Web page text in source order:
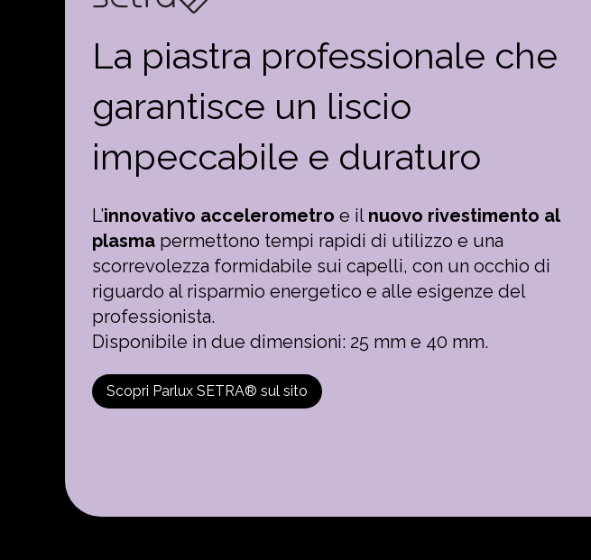
La piastra professionale che
garantisce un liscio
impeccabile e duraturo
L’innovativo accelerometro e il nuovo rivestimento al
plasma permettono tempi rapidi di utilizzo e una
scorrevolezza formidabile sui capelli, con un occhio di
riguardo al risparmio energetico e alle esigenze del
professionista.
Disponibile in due dimensioni: 25 mm e 40 mm.
Scopri Parlux SETRA® sul sito